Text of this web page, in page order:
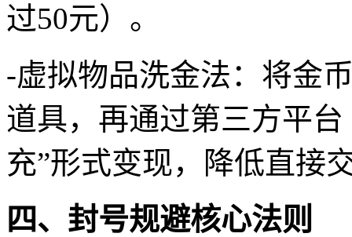
过50元）。
-虚拟物品洗金法：将金
道具，再通过第三方平
充”形式变现，降低直接
四、封号规避核心法则